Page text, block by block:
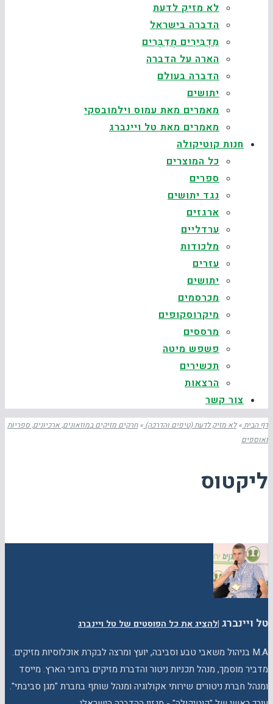
לא מזיק לדעת
הדברה בישראל
מַדְבִּירִים מְדַבְּרִים
הארה על הדברה
הדברה בעולם
יתושים
מאמרים מאת עמוס וילמובסקי
מאמרים מאת טל ויינברג
חנות קוטיקולה
כל המוצרים
ספרים
נגד יתושים
ארגזים
ערדליים
מלכודות
עזרים
יתושים
מכרסמים
מיקרוסקופים
מרססים
פשפש מיטה
תכשירים
הרצאות
צור קשר
דף הבית» לא מזיק לדעת (טיפים והדרכה) » חרקים מזיקים במוזאונים, ארכיונים, ספריות
ואוספים
ליקטוס
טל ויינברג |להציג את כל הפוסטים של טל ויינברג
M.A בניהול משאבי טבע וסביבה, יועץ ומרצה לבקרת אוכלוסיות מזיקים.
מדביר מוסמך, מנהל תכניות ניטור והדברת מזיקים ברחבי הארץ. מייסד
ומנהל חברת ניטורים שירותי אקולוגיה ומנהל שותף בחברת "מגן סביבתי".